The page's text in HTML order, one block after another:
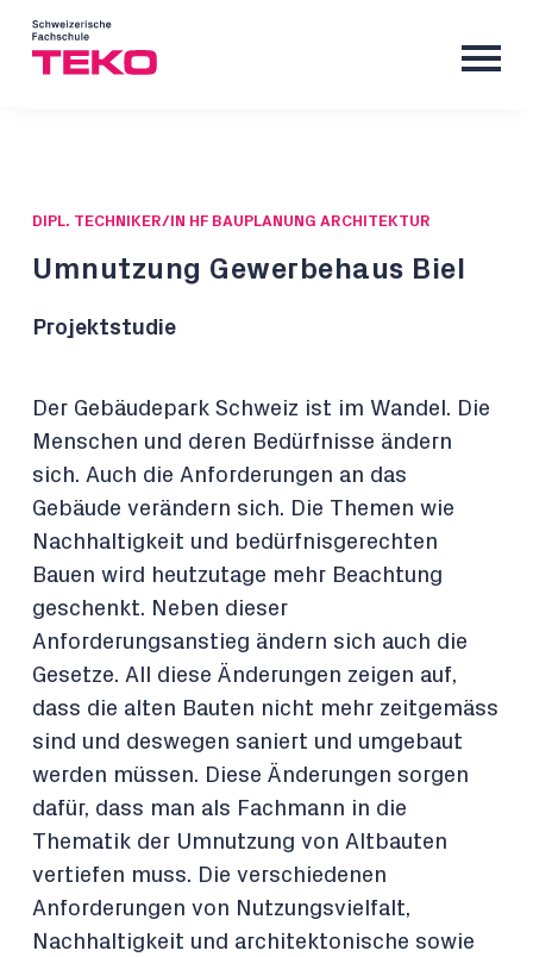
DIPL. TECHNIKER/IN HF BAUPLANUNG ARCHITEKTUR
Umnutzung Gewerbehaus Biel
Projektstudie
Der Gebäudepark Schweiz ist im Wandel. Die
Menschen und deren Bedürfnisse ändern
sich. Auch die Anforderungen an das
Gebäude verändern sich. Die Themen wie
Nachhaltigkeit und bedürfnisgerechten
Bauen wird heutzutage mehr Beachtung
geschenkt. Neben dieser
Anforderungsanstieg ändern sich auch die
Gesetze. All diese Änderungen zeigen auf,
dass die alten Bauten nicht mehr zeitgemäss
sind und deswegen saniert und umgebaut
werden müssen. Diese Änderungen sorgen
dafür, dass man als Fachmann in die
Thematik der Umnutzung von Altbauten
vertiefen muss. Die verschiedenen
Anforderungen von Nutzungsvielfalt,
Nachhaltigkeit und architektonische sowie